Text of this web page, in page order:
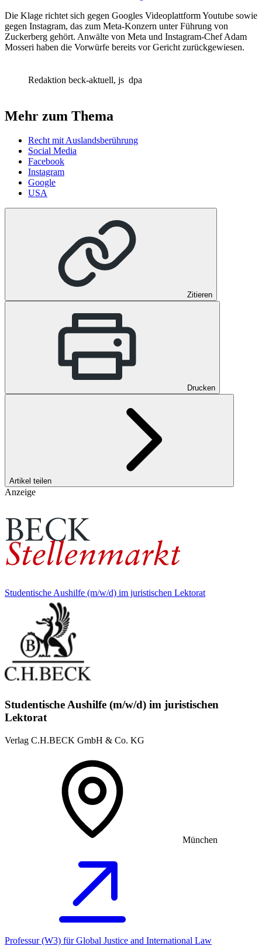
Die Klage richtet sich gegen Googles Videoplattform Youtube sowie
gegen Instagram, das zum Meta‑Konzern unter Führung von
Zuckerberg gehört. Anwälte von Meta und Instagram‑Chef Adam
Mosseri haben die Vorwürfe bereits vor Gericht zurückgewiesen.
Redaktion beck-aktuell, js dpa
Mehr zum Thema
Recht mit Auslandsberührung
Social Media
Facebook
Instagram
Google
USA
Zitieren
Drucken
Artikel teilen
Anzeige
Studentische Aushilfe (m/w/d) im juristischen Lektorat
Studentische Aushilfe (m/w/d) im juristischen
Lektorat
Verlag C.H.BECK GmbH & Co. KG
München
Professur (W3) für Global Justice and International Law